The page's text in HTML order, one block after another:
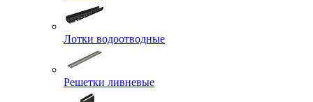
Лотки водоотводные
Решетки ливневые